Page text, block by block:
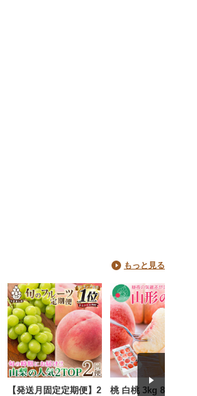
もっと見る
【発送月固定定期便】2
桃 白桃 3kg 8～12玉前